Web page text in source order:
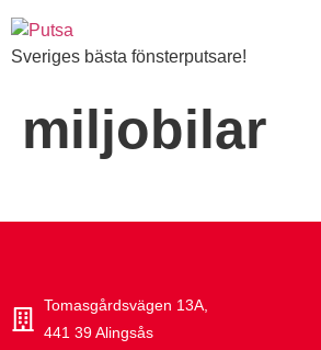
Sveriges bästa fönsterputsare!
miljobilar
Tomasgårdsvägen 13A,
441 39 Alingsås